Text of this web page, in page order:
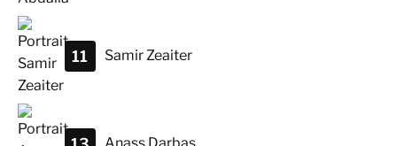
SamirZeaiter
11